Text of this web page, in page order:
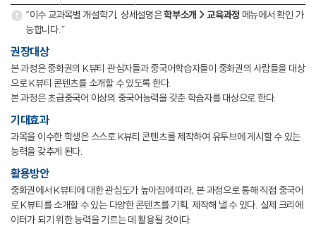
“이수 교과목별 개설학기, 상세설명은학부소개 > 교육과정 메뉴에서 확인 가
능합니다.”
권장대상
본 과정은 중화권의 K뷰티 관심자들과 중국어학습자들이 중화권의 사람들을 대상
으로 K뷰티 콘텐츠를 소개할 수 있도록 한다.
본 과정은 초급중국어 이상의 중국어능력을 갖춘 학습자를 대상으로 한다.
기대효과
과목을 이수한 학생은 스스로 K뷰티 콘텐츠를 제작하여 유투브에 게시할 수 있는
능력을 갖추게 된다.
활용방안
중화권에서 K뷰티에 대한 관심도가 높아짐에 따라, 본 과정으로 통해 직접 중국어
로 K뷰티를 소개할 수 있는 다양한 콘텐츠를 기획, 제작해 낼 수 있다. 실제 크리에
이터가 되기 위한 능력을 기르는 데 활용될 것이다.